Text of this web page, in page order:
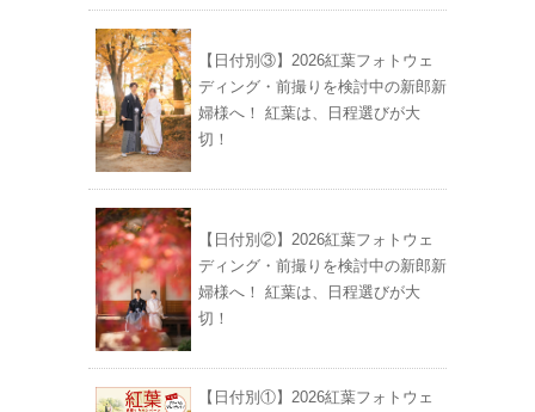
【日付別③】2026紅葉フォトウェ
ディング・前撮りを検討中の新郎新
婦様へ！ 紅葉は、日程選びが大
切！
【日付別②】2026紅葉フォトウェ
ディング・前撮りを検討中の新郎新
婦様へ！ 紅葉は、日程選びが大
切！
【日付別①】2026紅葉フォトウェ